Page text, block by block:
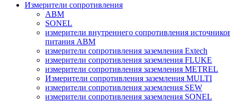
Измерители сопротивления
ABM
SONEL
измерители внутреннего сопротивления
питания ABM
измерители сопротивления заземления Extech
измерители сопротивления заземления FLUKE
измерители сопротивления заземления METREL
Измерители сопротивления заземления MULTI
измерители сопротивления заземления SEW
измерители сопротивления заземления SONEL